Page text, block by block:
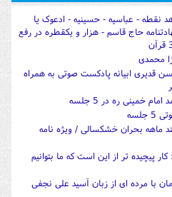
نقطه - عباسیه - حسینیه - ادعوک یا
حاج قاسم - هزار و یکقطره در رفع
محمدی
قدیری ابیانه پادکست صوتی به همراه
خمینی ره در 5 جلسه
ماهه بحران خشکسالی / ویژه نامه
پیچیده تر از این است که ما بتوانیم
با مرده ای از زبان آسید علی نجفی